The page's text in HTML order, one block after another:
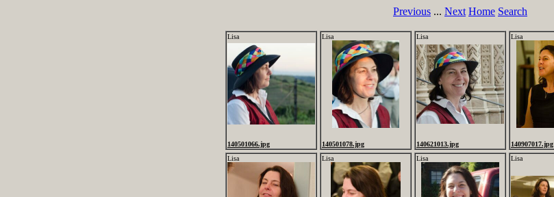
Previous ... Next Home Search
Lisa
140501066.jpg
Lisa
140501078.jpg
Lisa
140621013.jpg
Lisa
140907017.jpg
Lisa
Lisa Lisa Lisa